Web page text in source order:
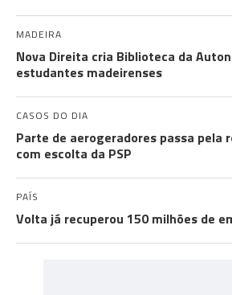
MADEIRA
Nova Direita cria Biblioteca da
estudantes madeirenses
CASOS DO DIA
Parte de aerogeradores passa pela
com escolta da PSP
PAÍS
Volta já recuperou 150 milhões de